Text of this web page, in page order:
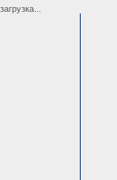
загрузка...